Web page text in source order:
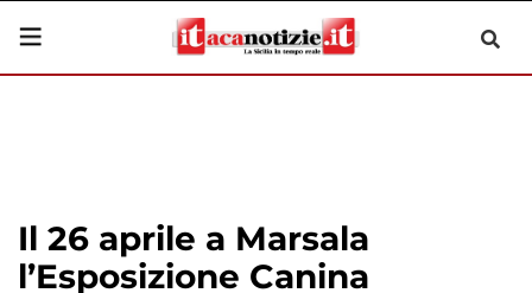
Il 26 aprile a Marsala
l’Esposizione Canina